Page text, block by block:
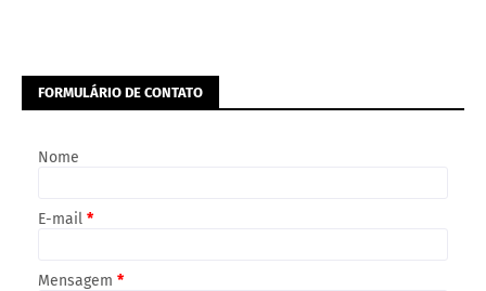
FORMULÁRIO DE CONTATO
Nome
E-mail *
Mensagem *